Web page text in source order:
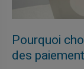
Pourquoi
des